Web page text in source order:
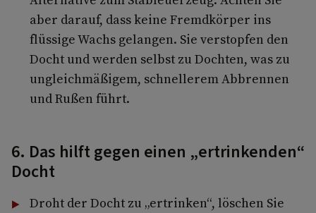
aber darauf, dass keine Fremdkörper ins
flüssige Wachs gelangen. Sie verstopfen den
Docht und werden selbst zu Dochten, was zu
ungleichmäßigem, schnellerem Abbrennen
und Rußen führt.
6. Das hilft gegen einen „ertrinkenden“
Docht
Droht der Docht zu „ertrinken“, löschen Sie